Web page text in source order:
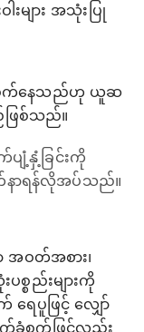
များ အသုံးပြု
စက်နေသည်ဟု ယူဆ
ြစ်သည်။
ျံ့နှံ့ခြင်းကို
နာရန်လိုအပ်သည်။
အဝတ်အစား၊
စ္စည်းများကို
ေပူဖြင့် လျှော်
ာက်ခံစက်ဖြင့်လည်း